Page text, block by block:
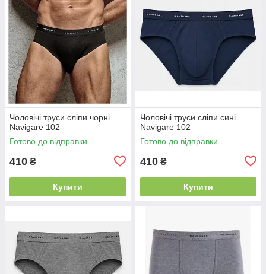
Чоловічі труси сліпи чорні
Navigare 102
Готово до відправки
410 ₴
Купити
Чоловічі труси сліпи сині
Navigare 102
Готово до відправки
410 ₴
Купити